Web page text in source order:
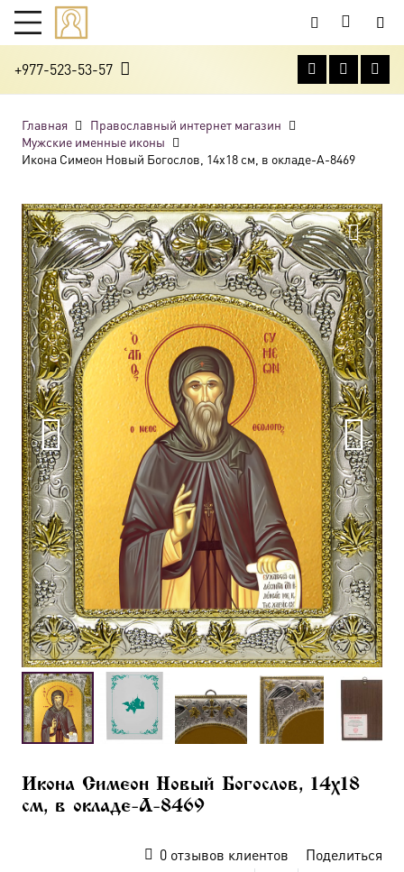
+977-523-53-57
Главная
Православный интернет магазин
Мужские именные иконы
Икона Симеон Новый Богослов, 14х18 см, в окладе-A-8469
Икона Симеон Новый Богослов, 14х18
см, в окладе-A-8469
0отзывов клиентов Поделиться